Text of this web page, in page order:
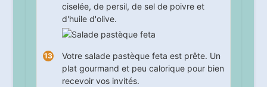
ciselée, de persil, de sel de poivre et
d'huile d'olive.
Votre salade pastèque feta est prête. Un
plat gourmand et peu calorique pour bien
recevoir vos invités.